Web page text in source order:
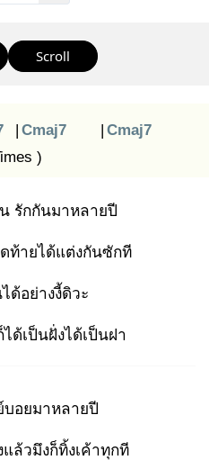
Scroll
| Cmaj7 | Cmaj7
)
รักกันมาหลายปี
ท้ายได้แต่งกันซักที
ด้อย่างงี้ดิวะ
ด้เป็นฝั่งได้เป็นฝา
บอยมาหลายปี
ล้วมึงก็ทิ้งเค้าทุกที